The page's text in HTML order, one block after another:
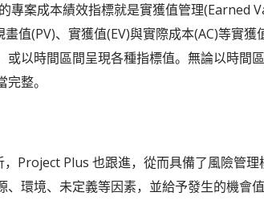
專案成本績效指標就是實獲值管理(Earned
值(PV)、實獲值(EV)與實際成本(AC)等實獲
以時間區間呈現各種指標值。無論以時間
整。
Project Plus 也跟進，從而具備了風險管理
環境、未定義等因素，並給予發生的機會值